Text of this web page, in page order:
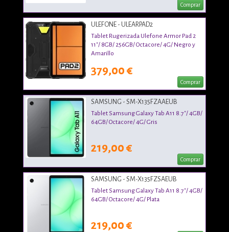
Comprar
ULEFONE - ULEARPAD2
Tablet Rugerizada Ulefone Armor Pad 2
11"/ 8GB/ 256GB/ Octacore/ 4G/ Negro y
Amarillo
379,00 €
Comprar
SAMSUNG - SM-X135FZAAEUB
Tablet Samsung Galaxy Tab A11 8.7"/ 4GB/
64GB/ Octacore/ 4G/ Gris
219,00 €
Comprar
SAMSUNG - SM-X135FZSAEUB
Tablet Samsung Galaxy Tab A11 8.7"/ 4GB/
64GB/ Octacore/ 4G/ Plata
219,00 €